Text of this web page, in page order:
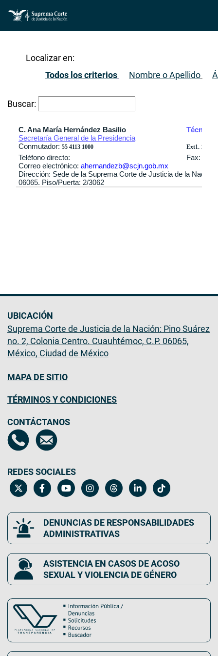
Localizar en:
Todos los criterios
Nombre o Apellido
Buscar:
C. Ana María Hernández Basilio
Técnica
Secretaría General de la Presidencia
Conmutador: 55 4113 1000 Ext1. 1303 /
Teléfono directo:
Fax:
Correo electrónico: ahernandezb@scjn.gob.mx
Dirección: Sede de la Suprema Corte de Justicia de la
06065. Piso/Puerta: 2/3062
UBICACIÓN
Suprema Corte de Justicia de la Nación: Pino Suárez
no. 2, Colonia Centro. Cuauhtémoc, C.P. 06065,
México, Ciudad de México
MAPA DE SITIO
TÉRMINOS Y CONDICIONES
CONTÁCTANOS
REDES SOCIALES
DENUNCIAS DE RESPONSABILIDADES
ADMINISTRATIVAS
ASISTENCIA EN CASOS DE ACOSO
SEXUAL Y VIOLENCIA DE GÉNERO